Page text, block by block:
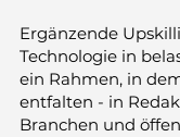
Ergänzende
Technologie in
ein Rahmen, in
entfalten - in
Branchen und